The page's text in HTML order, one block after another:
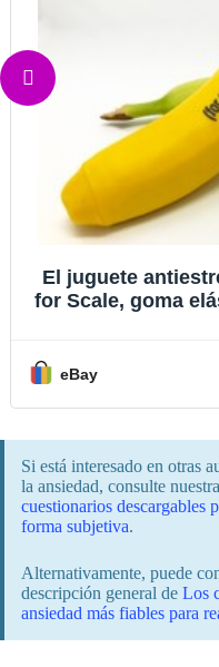
El juguete
for Scale, goma
eBay
Si está interesado en otras
la ansiedad, consulte nuestra
cuestionarios descargables
forma subjetiva.
Alternativamente, puede
descripción general de Los
ansiedad más fiables para